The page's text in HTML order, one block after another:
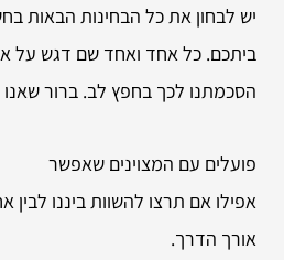
יש לבחון את כל הבחינות הבאות
ביתכם. כל אחד ואחד שם דגש על
הסכמתנו לכך בחפץ לב. ברור
פועלים עם המצוינים שאפשר
אפילו אם תרצו להשוות ביננו לבין
אורך הדרך.